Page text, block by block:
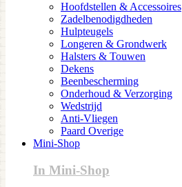
Hoofdstellen & Accessoires
Zadelbenodigdheden
Hulpteugels
Longeren & Grondwerk
Halsters & Touwen
Dekens
Beenbescherming
Onderhoud & Verzorging
Wedstrijd
Anti-Vliegen
Paard Overige
Mini-Shop
In Mini-Shop